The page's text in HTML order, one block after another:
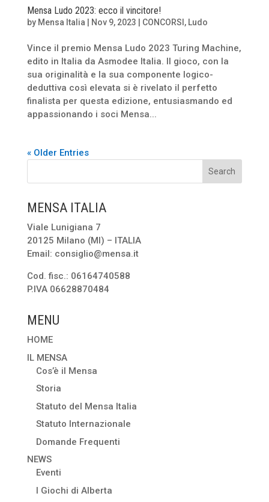
Mensa Ludo 2023: ecco il vincitore!
by Mensa Italia Nov 9, 2023 CONCORSI , Ludo
Vince il premio Mensa Ludo 2023 Turing Machine,
edito in Italia da Asmodee Italia. Il gioco, con la
sua originalità e la sua componente logico-
deduttiva così elevata si è rivelato il perfetto
finalista per questa edizione, entusiasmando ed
appassionando i soci Mensa...
« Older Entries
MENSA ITALIA
Viale Lunigiana 7
20125 Milano (MI) – ITALIA
Email: consiglio@mensa.it
Cod. fisc.: 06164740588
P.IVA 06628870484
MENU
HOME
IL MENSA
Cos’è il Mensa
Storia
Statuto del Mensa Italia
Statuto Internazionale
Domande Frequenti
NEWS
Eventi
I Giochi di Alberta